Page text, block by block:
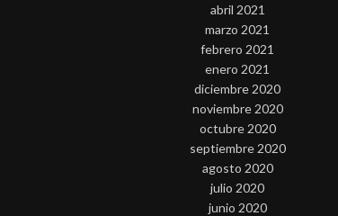
abril 2021
marzo 2021
febrero 2021
enero 2021
diciembre 2020
noviembre 2020
octubre 2020
septiembre 2020
agosto 2020
julio 2020
junio 2020